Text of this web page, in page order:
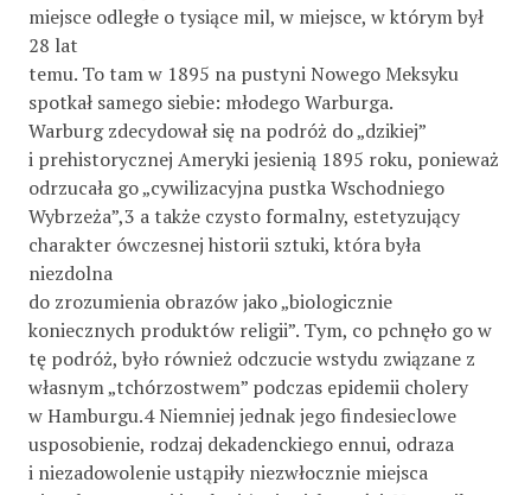
miejsce odległe o tysiące mil, w miejsce, w którym był
28 lat
temu. To tam w 1895 na pustyni Nowego Meksyku
spotkał samego siebie: młodego Warburga.
Warburg zdecydował się na podróż do „dzikiej”
i prehistorycznej Ameryki jesienią 1895 roku, ponieważ
odrzucała go „cywilizacyjna pustka Wschodniego
Wybrzeża”,3 a także czysto formalny, estetyzujący
charakter ówczesnej historii sztuki, która była
niezdolna
do zrozumienia obrazów jako „biologicznie
koniecznych produktów religii”. Tym, co pchnęło go w
tę podróż, było również odczucie wstydu związane z
własnym „tchórzostwem” podczas epidemii cholery
w Hamburgu.4 Niemniej jednak jego findesieclowe
usposobienie, rodzaj dekadenckiego ennui, odraza
i niezadowolenie ustąpiły niezwłocznie miejsca